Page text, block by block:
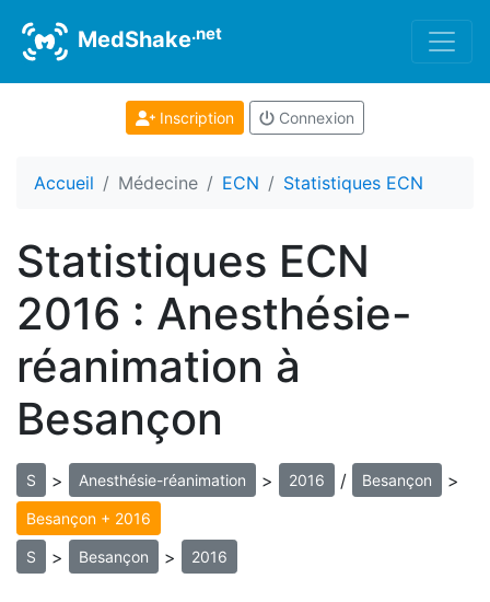
MedShake.net
Inscription Connexion
Accueil Médecine ECN Statistiques ECN
Statistiques ECN
2016 : Anesthésie-
réanimation à
Besançon
S > Anesthésie-réanimation > 2016 / Besançon >
Besançon + 2016
S > Besançon > 2016